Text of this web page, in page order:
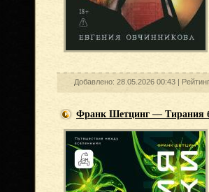
Добавлено: 28.05.2026 00:43 |
Франк Шетцинг — Тирания